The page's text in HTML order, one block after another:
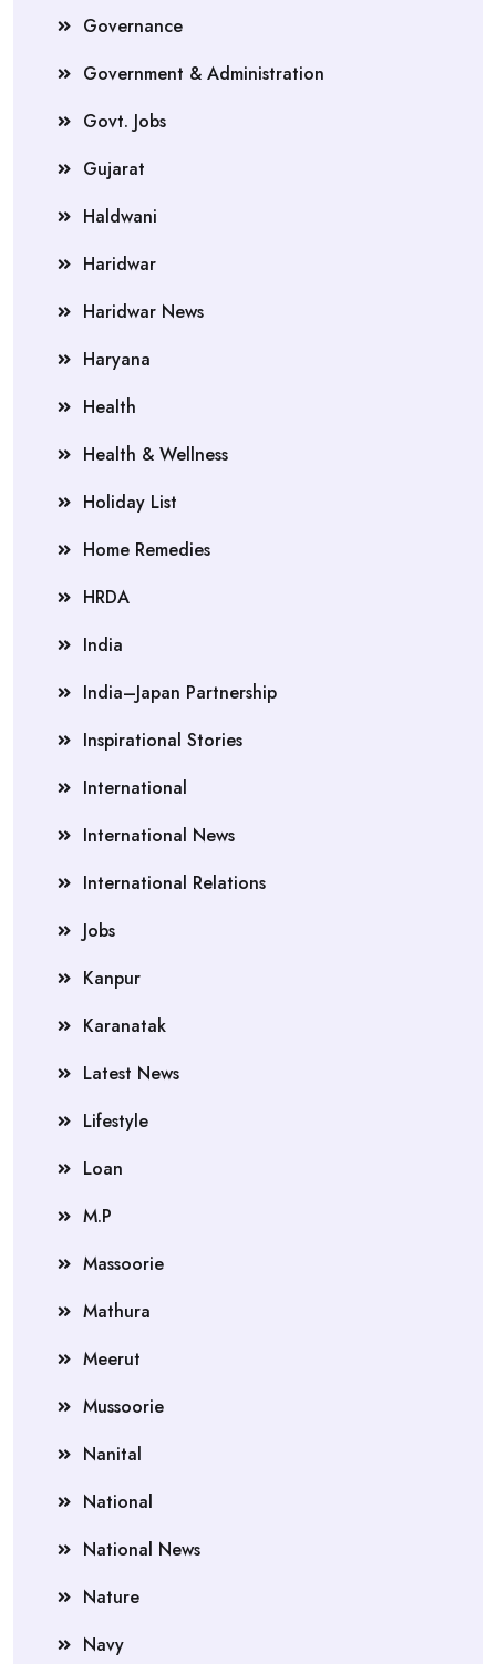
Governance
Government & Administration
Govt. Jobs
Gujarat
Haldwani
Haridwar
Haridwar News
Haryana
Health
Health & Wellness
Holiday List
Home Remedies
HRDA
India
India–Japan Partnership
Inspirational Stories
International
International News
International Relations
Jobs
Kanpur
Karanatak
Latest News
Lifestyle
Loan
M.P
Massoorie
Mathura
Meerut
Mussoorie
Nanital
National
National News
Nature
Navy